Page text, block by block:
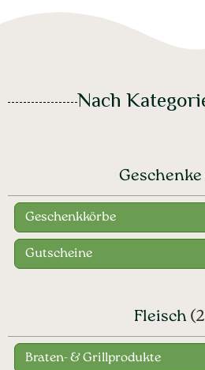
Nach
Geschenke
Geschenkkörbe
Gutscheine
Fleisch
Braten- & Grillprodukte